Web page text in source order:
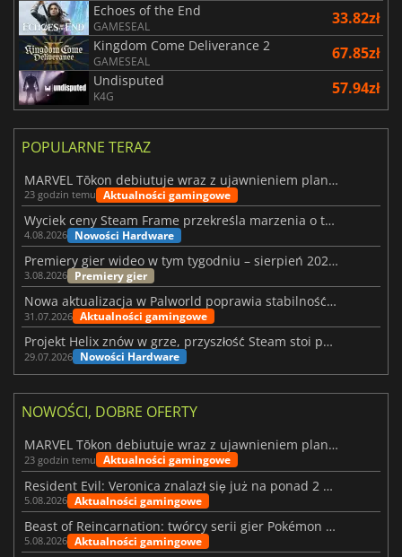
Echoes of the End
GAMESEAL 33.82zł
Kingdom Come Deliverance 2
GAMESEAL 67.85zł
Undisputed
K4G 57.94zł
POPULARNE TERAZ
MARVEL Tōkon debiutuje wraz z ujawnieniem planu rozwoju na pierwszy rok
23 godzin temu Aktualności gamingowe
Wyciek ceny Steam Frame przekreśla marzenia o tanim zestawie VR
4.08.2026 Nowości Hardware
Premiery gier wideo w tym tygodniu – sierpień 2026 r. (32. tydzień)
3.08.2026 Premiery gier
Nowa aktualizacja w Palworld poprawia stabilność Sunreach i walk z bossami
31.07.2026 Aktualności gamingowe
Projekt Helix znów w grze, przyszłość Steam stoi pod znakiem zapytania
29.07.2026 Nowości Hardware
NOWOŚCI, DOBRE OFERTY
MARVEL Tōkon debiutuje wraz z ujawnieniem planu rozwoju na pierwszy rok
23 godzin temu Aktualności gamingowe
Resident Evil: Veronica znalazł się już na ponad 2 milionach list życzeń
5.08.2026 Aktualności gamingowe
Beast of Reincarnation: twórcy serii gier Pokémon wkraczają na nową ścieżkę
5.08.2026 Aktualności gamingowe